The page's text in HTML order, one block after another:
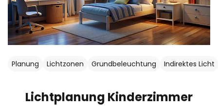
Planung Lichtzonen Grundbeleuchtung Indirektes Licht
Lichtplanung Kinderzimmer